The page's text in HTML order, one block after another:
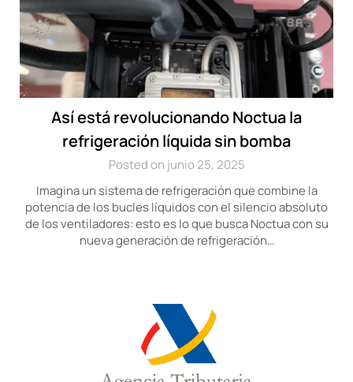
Así está revolucionando Noctua la
refrigeración líquida sin bomba
Posted on junio 25, 2025
Imagina un sistema de refrigeración que combine la
potencia de los bucles líquidos con el silencio absoluto
de los ventiladores: esto es lo que busca Noctua con su
nueva generación de refrigeración…